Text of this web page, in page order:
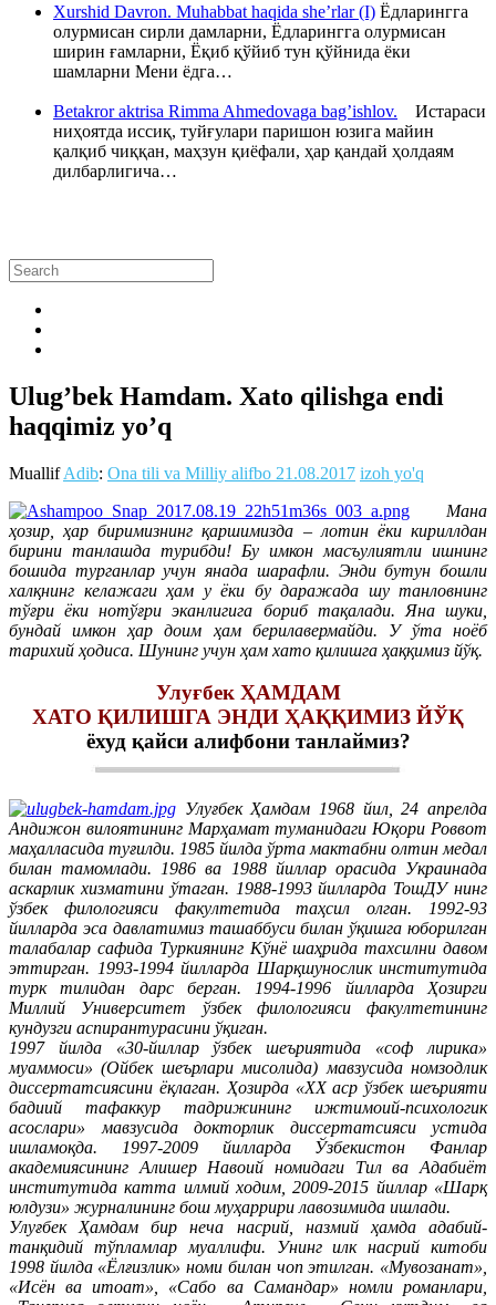
Xurshid Davron. Muhabbat haqida she’rlar (I) Ёдларингга
олурмисан сирли дамларни, Ёдларингга олурмисан
ширин ғамларни, Ёқиб қўйиб тун қўйнида ёки
шамларни Мени ёдга…
Betakror aktrisa Rimma Ahmedovaga bag’ishlov. Истараси
ниҳоятда иссиқ, туйғулари паришон юзига майин
қалқиб чиққан, маҳзун қиёфали, ҳар қандай ҳолдаям
дилбарлигича…
Ulug’bek Hamdam. Xato qilishga endi
haqqimiz yo’q
MuallifAdib: Ona tili va Milliy alifbo 21.08.2017 izoh yo'q
Мана
ҳозир, ҳар биримизнинг қаршимизда – лотин ёки кириллдан
бирини танлашда турибди! Бу имкон масъулиятли ишнинг
бошида турганлар учун янада шарафли. Энди бутун бошли
халқнинг келажаги ҳам у ёки бу даражада шу танловнинг
тўғри ёки нотўғри эканлигига бориб тақалади. Яна шуки,
бундай имкон ҳар доим ҳам берилавермайди. У ўта ноёб
тарихий ҳодиса. Шунинг учун ҳам хато қилишга ҳаққимиз йўқ.
Улуғбек ҲАМДАМ
ХАТО ҚИЛИШГА ЭНДИ ҲАҚҚИМИЗ ЙЎҚ
ёхуд қайси алифбони танлаймиз?
Улуғбек Ҳамдам 1968 йил, 24 апрелда
Андижон вилоятининг Марҳамат туманидаги Юқори Роввот
маҳалласида туғилди. 1985 йилда ўрта мактабни олтин медал
билан тамомлади. 1986 ва 1988 йиллар орасида Украинада
аскарлик хизматини ўтаган. 1988-1993 йилларда ТошДУ нинг
ўзбек филологияси факултетида таҳсил олган. 1992-93
йилларда эса давлатимиз ташаббуси билан ўқишга юборилган
талабалар сафида Туркиянинг Кўнё шаҳрида тахсилни давом
эттирган. 1993-1994 йилларда Шарқшунослик институтида
турк тилидан дарс берган. 1994-1996 йилларда Ҳозирги
Миллий Университет ўзбек филологияси факултетининг
кундузги аспирантурасини ўқиган.
1997 йилда «30-йиллар ўзбек шеъриятида «соф лирика»
муаммоси» (Ойбек шеърлари мисолида) мавзусида номзодлик
диссертатсиясини ёқлаган. Ҳозирда «ХХ аср ўзбек шеърияти
бадиий тафаккур тадрижининг ижтимоий-психологик
асослари» мавзусида докторлик диссертатсияси устида
ишламоқда. 1997-2009 йилларда Ўзбекистон Фанлар
академиясининг Алишер Навоий номидаги Тил ва Адабиёт
институтида катта илмий ходим, 2009-2015 йиллар «Шарқ
юлдузи» журналининг бош муҳаррири лавозимида ишлади.
Улуғбек Ҳамдам бир неча насрий, назмий ҳамда адабий-
танқидий тўпламлар муаллифи. Унинг илк насрий китоби
1998 йилда «Ёлғизлик» номи билан чоп этилган. «Мувозанат»,
«Исён ва итоат», «Сабо ва Самандар» номли романлари,